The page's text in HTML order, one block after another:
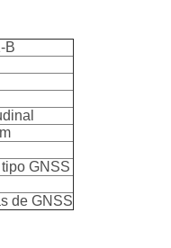
B
GNSS
de GNSS